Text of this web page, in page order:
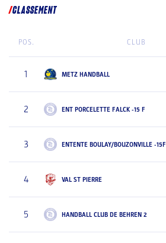
CLASSEMENT
POS. CLUB
1 METZ HANDBALL
2 ENT PORCELETTE FALCK -15 F
3 ENTENTE BOULAY/BOUZONVILLE -15F
4 VAL ST PIERRE
5 HANDBALL CLUB DE BEHREN 2